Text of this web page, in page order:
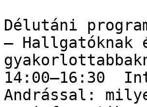
Délutáni
– Hallgatóknak
14:00–16:30
Andrással: